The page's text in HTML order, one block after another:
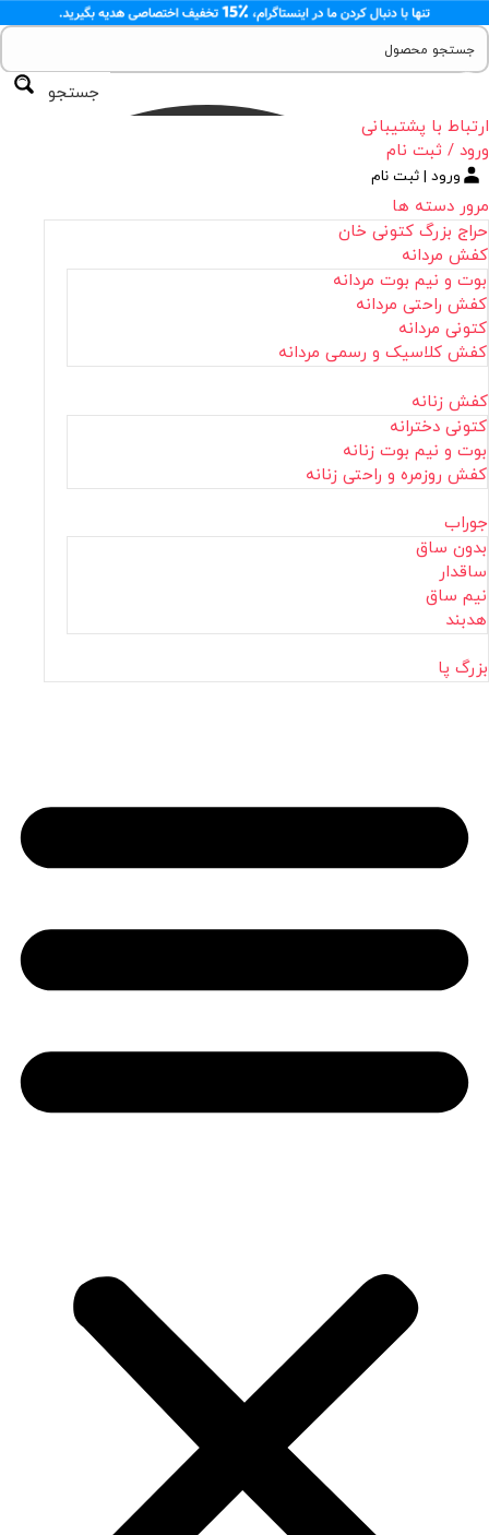
جستجو
ارتباط با پشتیبانی
ورود / ثبت نام
ورود | ثبت نام
مرور دسته ها
حراج بزرگ کتونی خان
کفش مردانه
بوت و نیم بوت مردانه
کفش راحتی مردانه
کتونی مردانه
کفش کلاسیک و رسمی مردانه
کفش زنانه
کتونی دخترانه
بوت و نیم بوت زنانه
کفش روزمره و راحتی زنانه
جوراب
بدون ساق
ساقدار
نیم ساق
هدبند
بزرگ پا